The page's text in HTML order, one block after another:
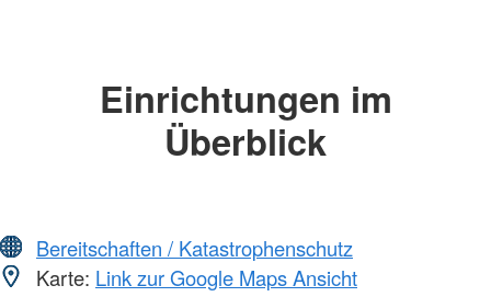
Einrichtungen im
Überblick
Bereitschaften / Katastrophenschutz
Karte: Link zur Google Maps Ansicht